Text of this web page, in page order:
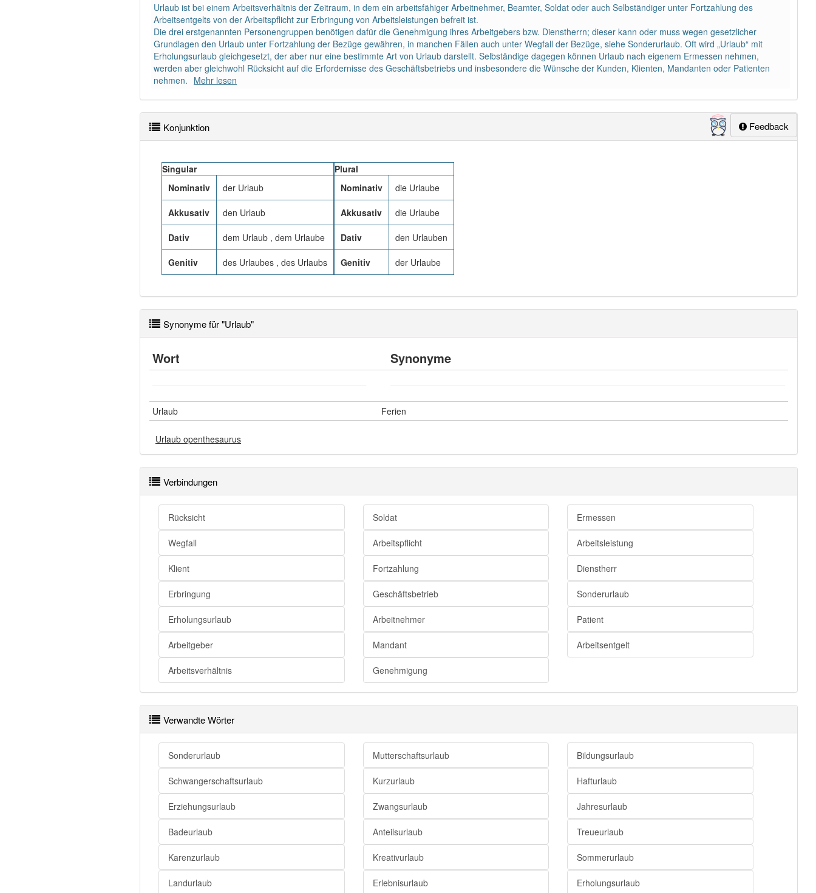
Urlaub ist bei einem Arbeitsverhältnis der Zeitraum, in dem ein arbeitsfähiger Arbeitnehmer, Beamter, Soldat oder auch Selbständiger unter Fortzahlung des
Arbeitsentgelts von der Arbeitspflicht zur Erbringung von Arbeitsleistungen befreit ist.
Die drei erstgenannten Personengruppen benötigen dafür die Genehmigung ihres Arbeitgebers bzw. Dienstherrn; dieser kann oder muss wegen gesetzlicher
Grundlagen den Urlaub unter Fortzahlung der Bezüge gewähren, in manchen Fällen auch unter Wegfall der Bezüge, siehe Sonderurlaub. Oft wird „Urlaub“ mit
Erholungsurlaub gleichgesetzt, der aber nur eine bestimmte Art von Urlaub darstellt. Selbständige dagegen können Urlaub nach eigenem Ermessen nehmen,
werden aber gleichwohl Rücksicht auf die Erfordernisse des Geschäftsbetriebs und insbesondere die Wünsche der Kunden, Klienten, Mandanten oder Patienten
nehmen. Mehr lesen
Feedback
Konjunktion
Singular
Nominativ
der Urlaub
Akkusativ den Urlaub
Dativ dem Urlaub , dem Urlaube
Genitiv des Urlaubes , des Urlaubs
Plural
Nominativ
die Urlaube
Akkusativ die Urlaube
Dativ den Urlauben
Genitiv der Urlaube
Synonyme für "Urlaub"
Wort Synonyme
Urlaub Ferien
Urlaub openthesaurus
Verbindungen
Rücksicht Soldat Ermessen
Wegfall Arbeitspflicht Arbeitsleistung
Klient Fortzahlung Dienstherr
Erbringung Geschäftsbetrieb Sonderurlaub
Erholungsurlaub Arbeitnehmer Patient
Arbeitgeber Mandant Arbeitsentgelt
Arbeitsverhältnis Genehmigung
Verwandte Wörter
Sonderurlaub Mutterschaftsurlaub Bildungsurlaub
Schwangerschaftsurlaub Kurzurlaub Hafturlaub
Erziehungsurlaub Zwangsurlaub Jahresurlaub
Badeurlaub Anteilsurlaub Treueurlaub
Karenzurlaub Kreativurlaub Sommerurlaub
Landurlaub Erlebnisurlaub Erholungsurlaub